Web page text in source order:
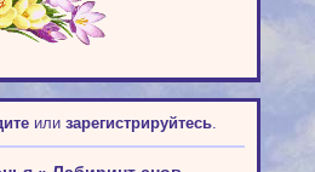
или зарегистрируйтесь.